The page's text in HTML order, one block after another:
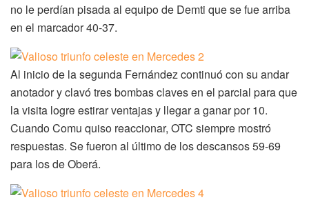
no le perdían pisada al equipo de Demti que se fue arriba
en el marcador 40-37.
Al inicio de la segunda Fernández continuó con su andar
anotador y clavó tres bombas claves en el parcial para que
la visita logre estirar ventajas y llegar a ganar por 10.
Cuando Comu quiso reaccionar, OTC siempre mostró
respuestas. Se fueron al último de los descansos 59-69
para los de Oberá.